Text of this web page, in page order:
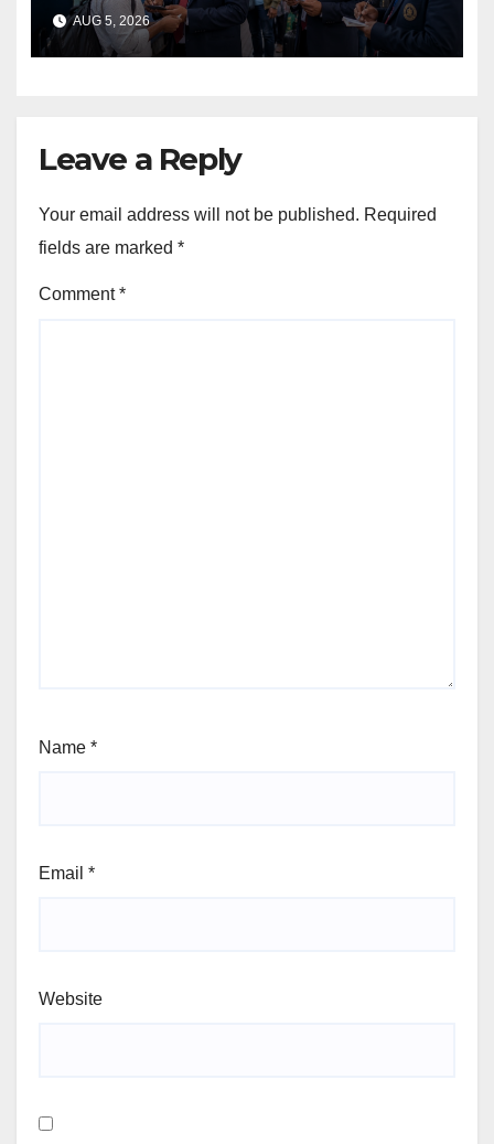
₹५.९८ लाखांचा दंड वसूल
AUG 5, 2026
Leave a Reply
Your email address will not be published. Required
fields are marked *
Comment*
Name *
Email *
Website